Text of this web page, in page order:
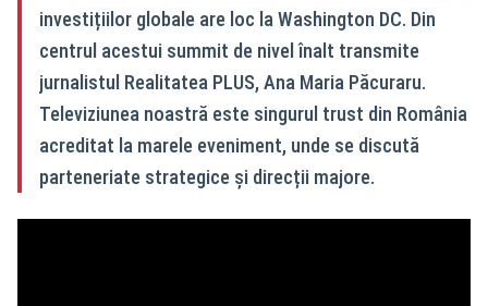
investițiilor globale are loc la Washington DC. Din
centrul acestui summit de nivel înalt transmite
jurnalistul Realitatea PLUS, Ana Maria Păcuraru.
Televiziunea noastră este singurul trust din România
acreditat la marele eveniment, unde se discută
parteneriate strategice și direcții majore.